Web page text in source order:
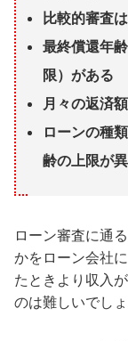
比較的審査
最終償還年
限）がある
月々の返済
ローンの種
齢の上限が
ローン審査に通
かをローン会社
たときより収入
のは難しいでしょ